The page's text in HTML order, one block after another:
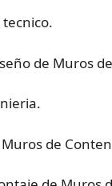
de Muros
de